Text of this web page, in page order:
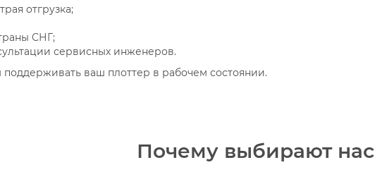
отгрузка;
СНГ;
сервисных инженеров.
ваш плоттер в рабочем состоянии.
Почему выбирают нас